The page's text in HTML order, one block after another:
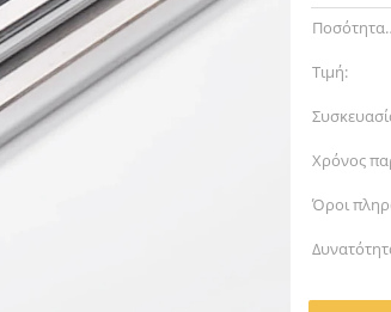
Ποσότητα
Τιμή:
Χρόνος
Όροι